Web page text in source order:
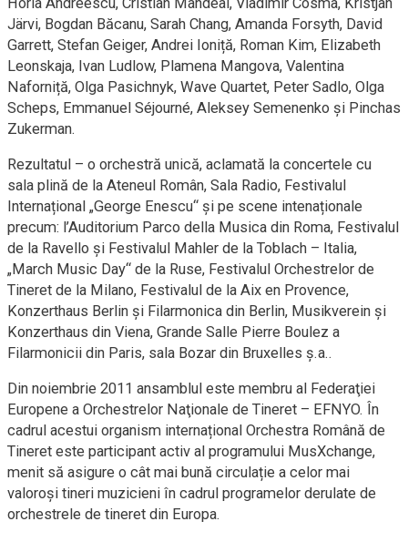
Horia Andreescu, Cristian Mandeal, Vladimir Cosma, Kristjan
Järvi, Bogdan Băcanu, Sarah Chang, Amanda Forsyth, David
Garrett, Stefan Geiger, Andrei Ioniță, Roman Kim, Elizabeth
Leonskaja, Ivan Ludlow, Plamena Mangova, Valentina
Naforniță, Olga Pasichnyk, Wave Quartet, Peter Sadlo, Olga
Scheps, Emmanuel Séjourné, Aleksey Semenenko și Pinchas
Zukerman.
Rezultatul – o orchestră unică, aclamată la concertele cu
sala plină de la Ateneul Român, Sala Radio, Festivalul
Internațional „George Enescu“ și pe scene intenaționale
precum: l’Auditorium Parco della Musica din Roma, Festivalul
de la Ravello şi Festivalul Mahler de la Toblach – Italia,
„March Music Day“ de la Ruse, Festivalul Orchestrelor de
Tineret de la Milano, Festivalul de la Aix en Provence,
Konzerthaus Berlin și Filarmonica din Berlin, Musikverein și
Konzerthaus din Viena, Grande Salle Pierre Boulez a
Filarmonicii din Paris, sala Bozar din Bruxelles ș.a..
Din noiembrie 2011 ansamblul este membru al Federaţiei
Europene a Orchestrelor Naţionale de Tineret – EFNYO. În
cadrul acestui organism internațional Orchestra Română de
Tineret este participant activ al programului MusXchange,
menit să asigure o cât mai bună circulație a celor mai
valoroși tineri muzicieni în cadrul programelor derulate de
orchestrele de tineret din Europa.